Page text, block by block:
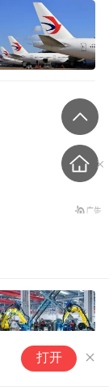
具身推拿机
打开